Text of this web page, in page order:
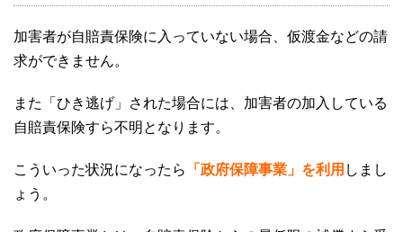
加害者が自賠責保険に入っていない場合、仮渡金などの請
求ができません。
また「ひき逃げ」された場合には、加害者の加入している
自賠責保険すら不明となります。
こういった状況になったら 「政府保障事業」を利用 しまし
ょう。